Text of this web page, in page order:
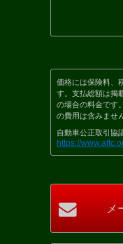
価格には保険料、
す。支払総額は掲
の場合の料金です
の費用は含みませ
自動車公正取引協
https://